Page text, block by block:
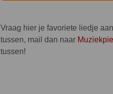
Vraag hier je favoriete liedje
tussen, mail dan naar
tussen!